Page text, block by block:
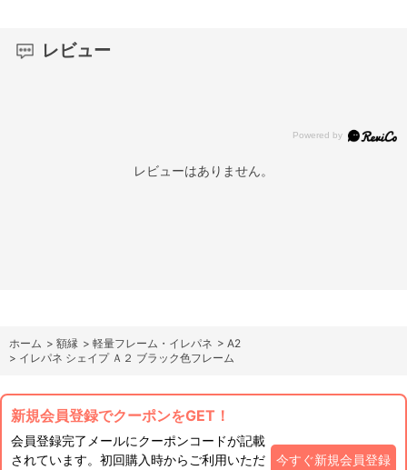
レビュー
レビューはありません。
ホーム > 額縁 > 軽量フレーム・イレパネ > A2
> イレパネ シェイプ Ａ２ ブラック色フレーム
新規会員登録でクーポンをGET！
会員登録完了メールにクーポンコードが記載
されています。初回購入時からご利用いただ
今すぐ新規会員登録